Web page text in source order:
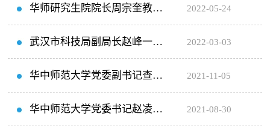
技园考察指导工作...
一行莅临华师科技园开展“下基
层”实践活动
2022-05-24
华师研究生院院长周宗奎教授
和宋红义校友一行来华师科技园
考察洽谈合作
2022-03-03
武汉市科技局副局长赵峰一行
来华师科技园科技调研指导工作 2021-11-05
华中师范大学党委副书记查道
林等领导莅临华师科技园考察调 2021-08-30
华中师范大学党委书记赵凌云